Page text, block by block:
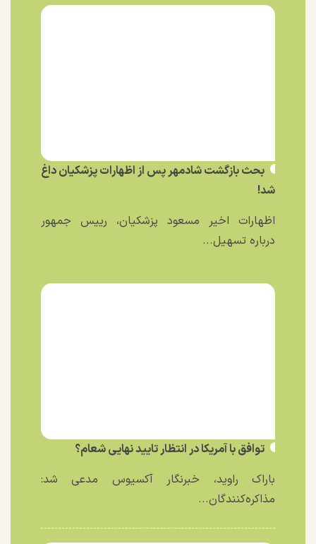
بحث بازگشت شادمهر پس از اظهارات پزشکیان داغ
شد!
اظهارات اخیر مسعود پزشکیان، رییس جمهور
درباره تسهیل...
توافق با آمریکا در انتظار تایید نهایی شعام؟
باراک راوید، خبرنگار آکسیوس مدعی شد:
مذاکره‌کنندگان...